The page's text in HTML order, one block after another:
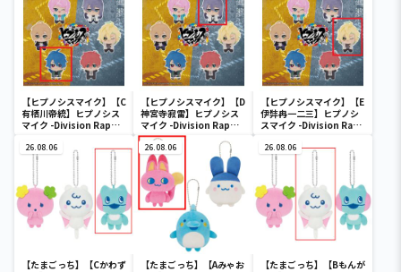
【ヒプノシスマイク】【C
有栖川帝統】ヒプノシス
マイク -Division Rap
【ヒプノシスマイク】【D
神宮寺寂雷】ヒプノシス
マイク -Division Rap
Battle- ちびぐるみvol.2
【ヒプノシスマイク】【E
伊弉冉一二三】ヒプノシ
スマイク -Division Rap
26.08.06
【たまごっち】【Cかわず
26.08.06
【たまごっち】【Aみゃお
26.08.06
【たまごっち】【Bもんが